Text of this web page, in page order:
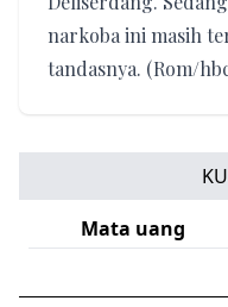
narkoba ini masih
tandasnya. (Rom/
Mata uang